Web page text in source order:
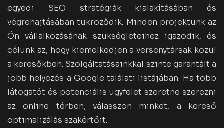
egyedi SEO stratégiák kialakításában és
végrehajtásában tükröződik. Minden projektünk az
Ön vállalkozásának szükségleteihez igazodik, és
célunk az, hogy kiemelkedjen a versenytársak közül
a keresőkben. Szolgáltatásainkkal szinte garantált a
jobb helyezés a Google találati listájában. Ha több
látogatót és potenciális ügyfelet szeretne szerezni
az online térben, válasszon minket, a kereső
optimalizálás szakértőit.